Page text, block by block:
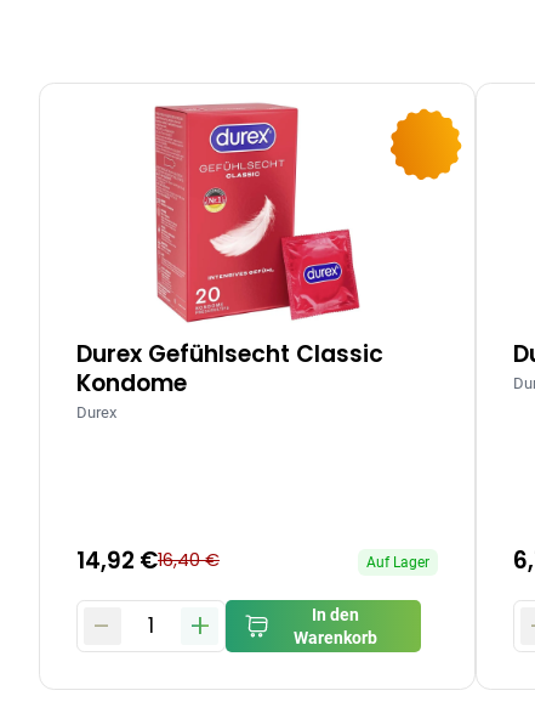
Durex Gefühlsecht Classic
Kondome
Durex
14,92 €16,40 € Auf Lager
- 1 +
In den
Warenkorb